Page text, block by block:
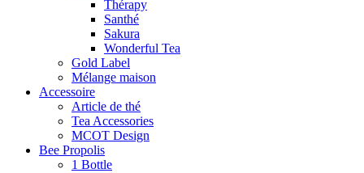
Thérapy
Santhé
Sakura
Wonderful Tea
Gold Label
Mélange maison
Accessoire
Article de thé
Tea Accessories
MCOT Design
Bee Propolis
1 Bottle